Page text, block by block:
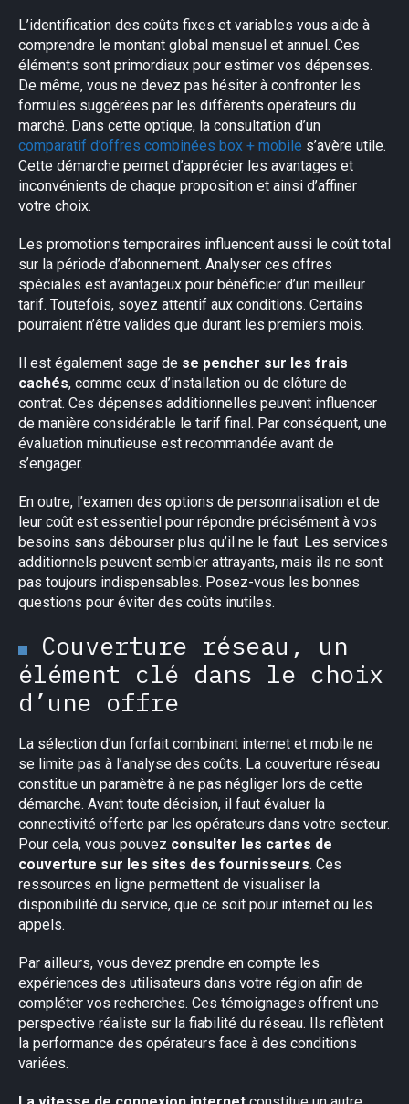
L’identification des coûts fixes et variables vous aide à
comprendre le montant global mensuel et annuel. Ces
éléments sont primordiaux pour estimer vos dépenses.
De même, vous ne devez pas hésiter à confronter les
formules suggérées par les différents opérateurs du
marché. Dans cette optique, la consultation d’un
comparatif d’offres combinées box + mobile s’avère utile.
Cette démarche permet d’apprécier les avantages et
inconvénients de chaque proposition et ainsi d’affiner
votre choix.
Les promotions temporaires influencent aussi le coût total
sur la période d’abonnement. Analyser ces offres
spéciales est avantageux pour bénéficier d’un meilleur
tarif. Toutefois, soyez attentif aux conditions. Certains
pourraient n’être valides que durant les premiers mois.
Il est également sage de se pencher sur les frais
cachés, comme ceux d’installation ou de clôture de
contrat. Ces dépenses additionnelles peuvent influencer
de manière considérable le tarif final. Par conséquent, une
évaluation minutieuse est recommandée avant de
s’engager.
En outre, l’examen des options de personnalisation et de
leur coût est essentiel pour répondre précisément à vos
besoins sans débourser plus qu’il ne le faut. Les services
additionnels peuvent sembler attrayants, mais ils ne sont
pas toujours indispensables. Posez-vous les bonnes
questions pour éviter des coûts inutiles.
Couverture réseau, un
élément clé dans le choix
d’une offre
La sélection d’un forfait combinant internet et mobile ne
se limite pas à l’analyse des coûts. La couverture réseau
constitue un paramètre à ne pas négliger lors de cette
démarche. Avant toute décision, il faut évaluer la
connectivité offerte par les opérateurs dans votre secteur.
Pour cela, vous pouvez consulter les cartes de
couverture sur les sites des fournisseurs. Ces
ressources en ligne permettent de visualiser la
disponibilité du service, que ce soit pour internet ou les
appels.
Par ailleurs, vous devez prendre en compte les
expériences des utilisateurs dans votre région afin de
compléter vos recherches. Ces témoignages offrent une
perspective réaliste sur la fiabilité du réseau. Ils reflètent
la performance des opérateurs face à des conditions
variées.